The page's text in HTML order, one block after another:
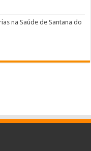
na Saúde de Santana do